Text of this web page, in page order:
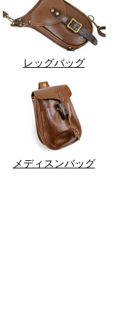
レッグバッグ
メディスンバッグ